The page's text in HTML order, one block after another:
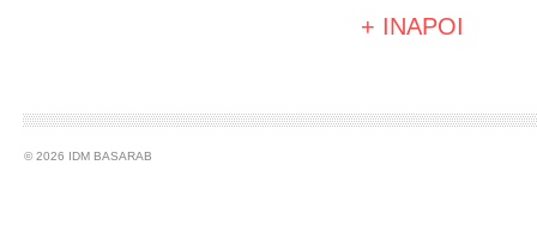
+ INAPOI
© 2026 IDM BASARAB